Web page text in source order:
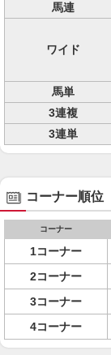
馬連
ワイド
馬単
3連複
3連単
コーナー順位
コーナー
1コーナー
2コーナー
3コーナー
4コーナー